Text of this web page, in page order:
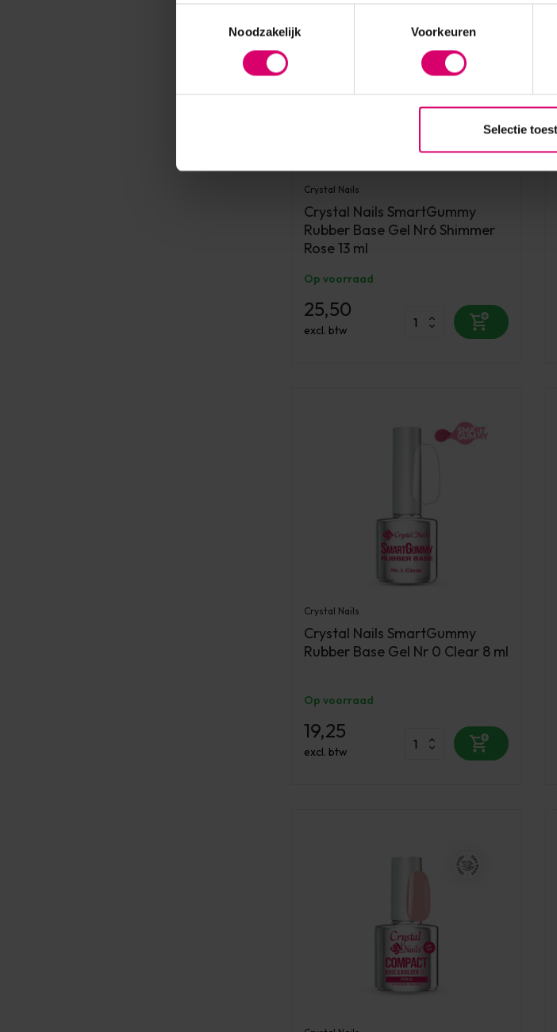
Noodzakelijk
Voorkeuren
Selectie
Crystal Nails
Crystal Nails SmartGummy
Rubber Base Gel Nr6 Shimmer
Rose 13 ml
Op voorraad
25,50
excl. btw
Crystal Nails
Crystal Nails SmartGummy
Rubber Base Gel Nr 0 Clear 8 ml
Op voorraad
19,25
excl. btw